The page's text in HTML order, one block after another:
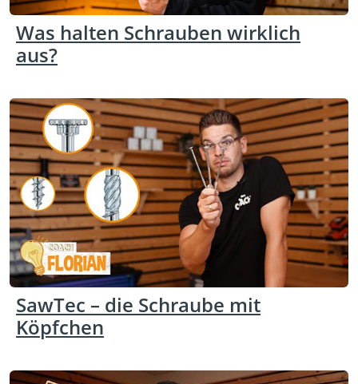
Was halten Schrauben wirklich
aus?
SawTec – die Schraube mit
Köpfchen